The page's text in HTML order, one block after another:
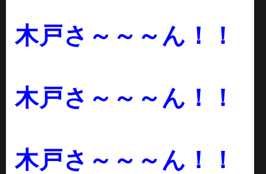
木戸さ～～～ん！！
木戸さ～～～ん！！
木戸さ～～～ん！！